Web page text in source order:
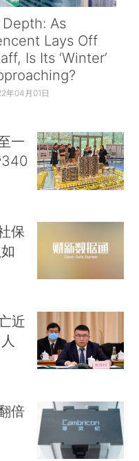
Depth: As
Lays Off
Is Its ‘Winter’
年04月01日
一
340
保
近
倍